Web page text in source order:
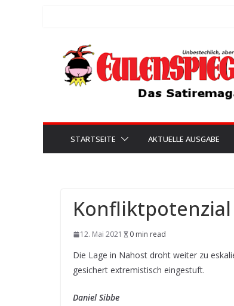
springen
STARTSEITE AKTUELLE AUSGABE
Konfliktpotenzial
12. Mai 2021 0 min read
Die Lage in Nahost droht weiter zu
gesichert extremistisch eingestuft.
Daniel Sibbe